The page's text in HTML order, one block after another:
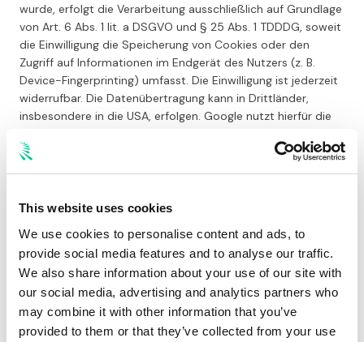
This website uses cookies
We use cookies to personalise content and ads, to
provide social media features and to analyse our traffic.
We also share information about your use of our site with
our social media, advertising and analytics partners who
may combine it with other information that you’ve
provided to them or that they’ve collected from your use
wurde, erfolgt die Verarbeitung ausschließlich auf Grundlage
von Art. 6 Abs. 1 lit. a DSGVO und § 25 Abs. 1 TDDDG, soweit
die Einwilligung die Speicherung von Cookies oder den
Zugriff auf Informationen im Endgerät des Nutzers (z. B.
Device-Fingerprinting) umfasst. Die Einwilligung ist jederzeit
widerrufbar. Die Datenübertragung kann in Drittländer,
insbesondere in die USA, erfolgen. Google nutzt hierfür die
Rahmen der Plattform-Nutzung
Im Rahmen der Nutzung unserer Plattform verarbeiten wir
personenbezogene Daten, die zur Bereitstellung unserer
Services sowie zur Durchführung und Abwicklung von
Service- und Reparaturleistungen erforderlich sind. Dies
umfasst insbesondere Stammdaten (z. B. Name und
Kontaktdaten), fahrzeugbezogene Daten (z. B. Kennzeichen,